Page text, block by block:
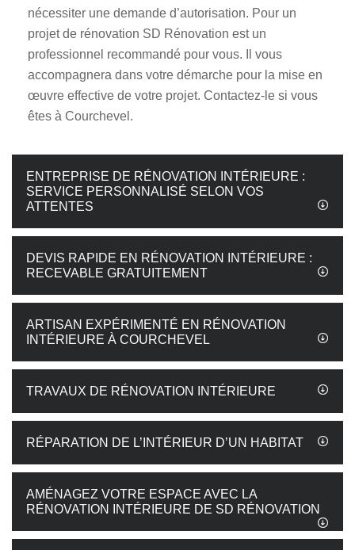
nécessiter une demande d’autorisation. Pour un
projet de rénovation SD Rénovation est un
professionnel recommandé pour vous. Il vous
accompagnera dans votre démarche pour la mise en
œuvre effective de votre projet. Contactez-le si vous
êtes à Courchevel.
ENTREPRISE DE RÉNOVATION INTÉRIEURE :
SERVICE PERSONNALISÉ SELON VOS
ATTENTES
DEVIS RAPIDE EN RÉNOVATION INTÉRIEURE :
RECEVABLE GRATUITEMENT
ARTISAN EXPÉRIMENTÉ EN RÉNOVATION
INTÉRIEURE À COURCHEVEL
TRAVAUX DE RÉNOVATION INTÉRIEURE
RÉPARATION DE L’INTÉRIEUR D’UN HABITAT
AMÉNAGEZ VOTRE ESPACE AVEC LA
RÉNOVATION INTÉRIEURE DE SD RÉNOVATION